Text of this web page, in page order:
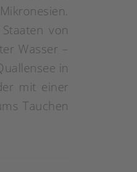
von
Wasser –
in
mit einer
Tauchen